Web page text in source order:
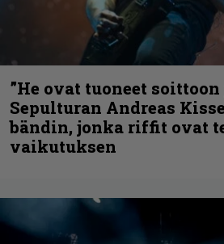
”He ovat tuoneet
Sepulturan Andreas
bändin, jonka riffit ovat
vaikutuksen